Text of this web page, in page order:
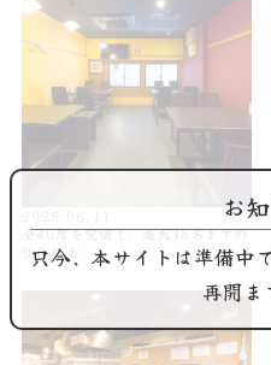
全40席を完備し、最大18名までの
団体様も…
お
只今、本サイトは準備中
再開ま